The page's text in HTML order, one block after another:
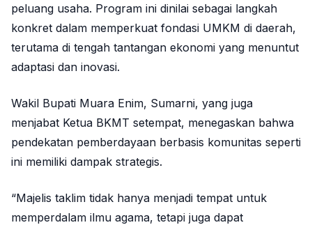
peluang usaha. Program ini dinilai sebagai langkah
konkret dalam memperkuat fondasi UMKM di daerah,
terutama di tengah tantangan ekonomi yang menuntut
adaptasi dan inovasi.
Wakil Bupati Muara Enim, Sumarni, yang juga
menjabat Ketua BKMT setempat, menegaskan bahwa
pendekatan pemberdayaan berbasis komunitas seperti
ini memiliki dampak strategis.
“Majelis taklim tidak hanya menjadi tempat untuk
memperdalam ilmu agama, tetapi juga dapat